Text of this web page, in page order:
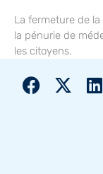
La fermeture de
la pénurie de
les citoyens.